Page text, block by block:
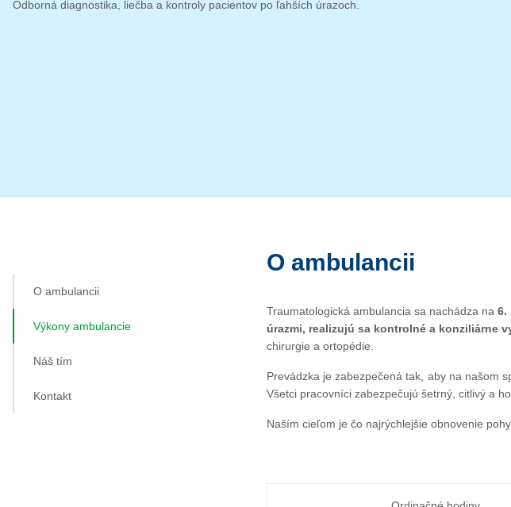
O ambulancii
Výkony ambulancie
Náš tím
Kontakt
Odborná diagnostika, liečba a kontroly pacientov po ľahších úrazoch.
O ambulancii
Traumatologická ambulancia sa nachádza na 6.
úrazmi, realizujú sa kontrolné a konziliárne
chirurgie a ortopédie.
Prevádzka je zabezpečená tak, aby na našom
Všetci pracovníci zabezpečujú šetrný, citlivý a
Naším cieľom je čo najrýchlejšie obnovenie